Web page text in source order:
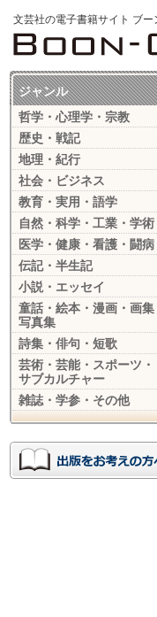
文芸社の電子書籍サイト ブー
ジャンル
哲学・心理学・宗教
歴史・戦記
地理・紀行
社会・ビジネス
教育・実用・語学
自然・科学・工業・学術
医学・健康・看護・闘病
伝記・半生記
小説・エッセイ
童話・絵本・漫画・画集
写真集
詩集・俳句・短歌
芸術・芸能・スポーツ・
サブカルチャー
雑誌・学参・その他